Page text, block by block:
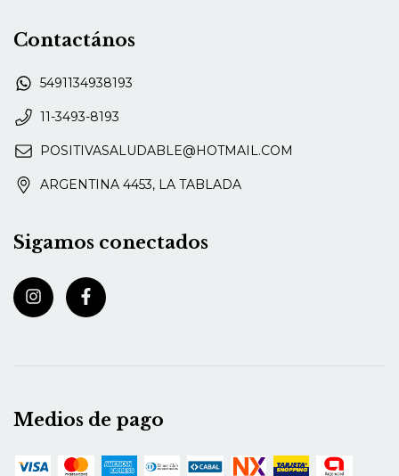
Contactános
5491134938193
11-3493-8193
POSITIVASALUDABLE@HOTMAIL.COM
ARGENTINA 4453, LA TABLADA
Sigamos conectados
Medios de pago